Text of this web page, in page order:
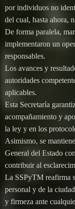
por individuos no
del cual, hasta ahora,
De forma paralela,
implementaron un
responsables.
Los avances y
autoridades
aplicables.
Esta Secretaría
acompañamiento y
la ley y en los
Asimismo, se
General del Estado
contribuir al
La SSPyTM reafirma
personal y de la
y firmeza ante